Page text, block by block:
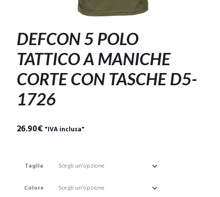
DEFCON 5 POLO
TATTICO A MANICHE
CORTE CON TASCHE D5-
1726
26.90€ "IVA inclusa"
Taglia
Colore